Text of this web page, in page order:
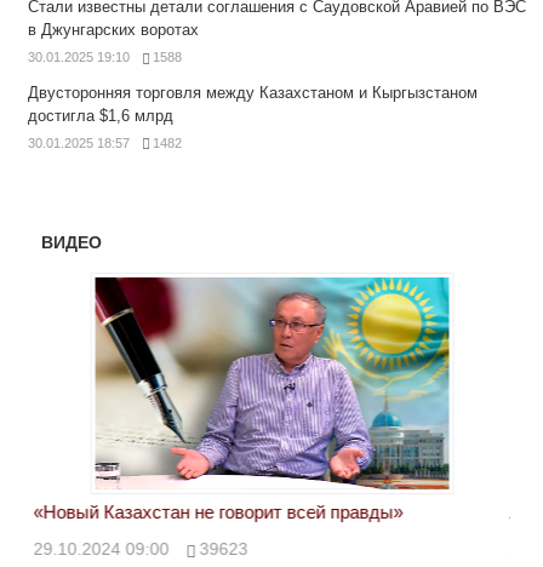
Стали известны детали соглашения с Саудовской Аравией по ВЭС
в Джунгарских воротах
30.01.2025 19:10 1588
Двусторонняя торговля между Казахстаном и Кыргызстаном
достигла $1,6 млрд
30.01.2025 18:57 1482
ВИДЕО
«Новый Казахстан не говорит всей правды»
29.10.2024 09:00 39623